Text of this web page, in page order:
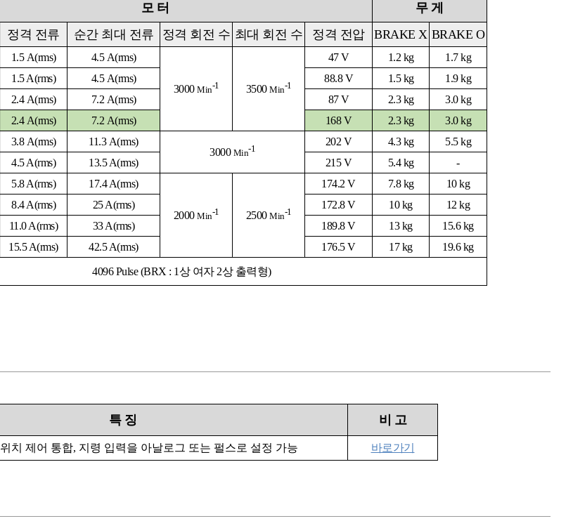
모 터
무 게
정격 전류 순간 최대 전류 정격 회전 수 최대 회전 수 정격 전압 BRAKE X BRAKE O
1.5 A(rms) 4.5 A(rms)
3000 Min-1 3500 Min-1
47 V 1.2 kg
1.7 kg
1.5 A(rms) 4.5 A(rms) 88.8 V 1.5 kg
1.9 kg
2.4 A(rms) 7.2 A(rms) 87 V 2.3 kg
3.0 kg
2.4 A(rms) 7.2 A(rms) 168 V 2.3 kg
3.0 kg
3.8 A(rms) 11.3 A(rms)
3000 Min-1
202 V 4.3 kg
5.5 kg
4.5 A(rms) 13.5 A(rms) 215 V 5.4 kg
-
5.8 A(rms) 17.4 A(rms)
2000 Min-1 2500 Min-1
174.2 V 7.8 kg
10 kg
8.4 A(rms) 25 A(rms) 172.8 V 10 kg
12 kg
11.0 A(rms) 33 A(rms) 189.8 V 13 kg
15.6 kg
15.5 A(rms) 42.5 A(rms) 176.5 V 17 kg 19.6 kg
4096Pulse (BRX : 1상 여자 2상 출력형)
특 징 비 고
위치 제어 통합, 지령 입력을 아날로그 또는 펄스로 설정 가능 바로가기